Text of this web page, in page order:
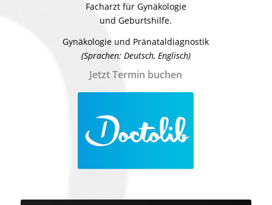
Facharzt für Gynäkologie
und Geburtshilfe.
Gynäkologie und Pränataldiagnostik
(Sprachen: Deutsch, Englisch)
Jetzt Termin buchen